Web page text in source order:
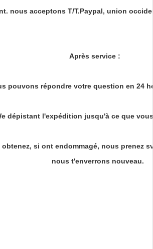
nous acceptons T/T.Paypal, union
Après service:
pouvons répondre votre question en 24
dépistant l'expédition jusqu'à ce que
si ont endommagé, nous prenez
nous t'enverrons nouveau.